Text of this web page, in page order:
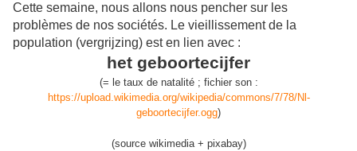
Cette semaine, nous allons nous pencher sur les
problèmes de nos sociétés. Le vieillissement de la
population (vergrijzing) est en lien avec :
het geboortecijfer
(= le taux de natalité; fichier son :
https://upload.wikimedia.org/wikipedia/commons/7/78/Nl-
geboortecijfer.ogg)
(source wikimedia + pixabay)